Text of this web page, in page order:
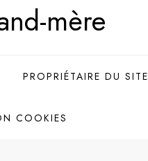
mère
PROPRIÉTAIRE DU SITE
COOKIES